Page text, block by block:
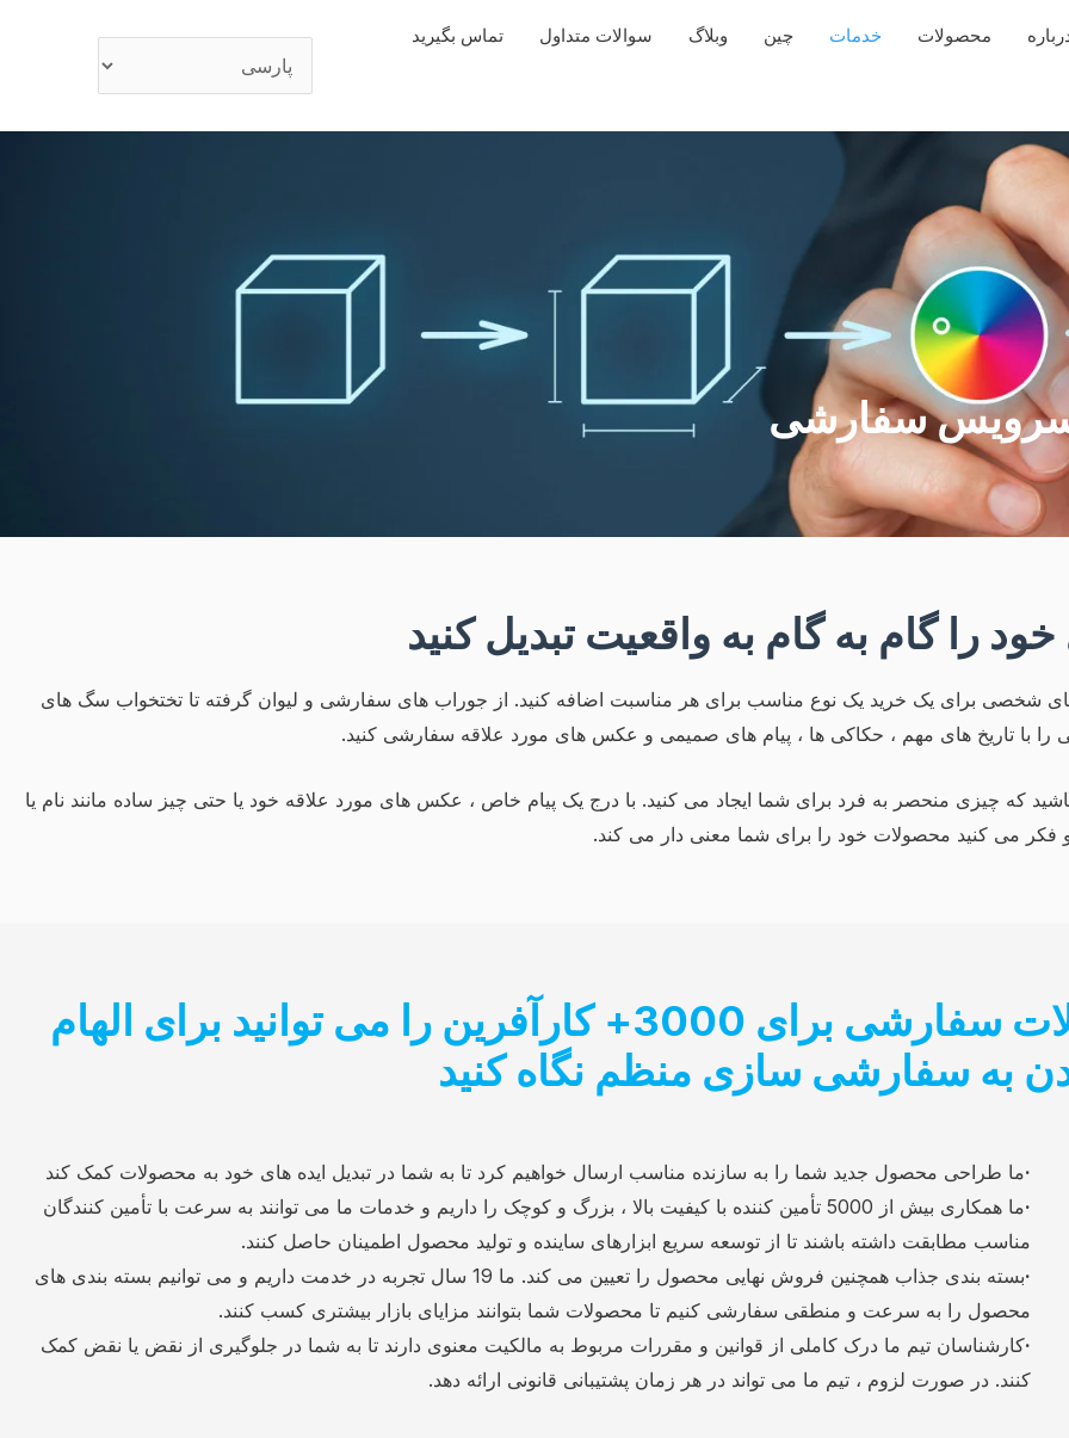
محصولات خدمات چین وبلاگ سوالات متداول تماس بگیرید
سفارشی
خود را گام به گام به واقعیت تبدیل کنید
شخصی برای یک خرید یک نوع مناسب برای هر مناسبت اضافه کنید. از جوراب های سفارشی و لیوان گرفته تا تختخواب سگ های
با تاریخ های مهم ، حکاکی ها ، پیام های صمیمی و عکس های مورد علاقه سفارشی کنید.
که چیزی منحصر به فرد برای شما ایجاد می کنید. با درج یک پیام خاص ، عکس های مورد علاقه خود یا حتی چیز ساده مانند نام یا
فکر می کنید محصولات خود را برای شما معنی دار می کند.
در گذشته ، خدمات ما محصولات سفارشی برای 3000+ کارآفرین را می توانید برای الهام
به سفارشی سازی منظم نگاه کنید
·ما طراحی محصول جدید شما را به سازنده مناسب ارسال خواهیم کرد تا به شما در تبدیل ایده های خود به محصولات کمک کند
·
ما همکاری بیش از 5000 تأمین کننده با کیفیت بالا ، بزرگ و کوچک را داریم و خدمات ما می توانند به سرعت با تأمین کنندگان
مناسب مطابقت داشته باشند تا از توسعه سریع ابزارهای ساینده و تولید محصول اطمینان حاصل کنند.
·
بسته بندی جذاب همچنین فروش نهایی محصول را تعیین می کند. ما 19 سال تجربه در خدمت داریم و می توانیم بسته بندی های
محصول را به سرعت و منطقی سفارشی کنیم تا محصولات شما بتوانند مزایای بازار بیشتری کسب کنند.
·کارشناسان تیم ما درک کاملی از قوانین و مقررات مربوط به مالکیت معنوی دارند تا به شما در جلوگیری از نقض یا نقض کمک
کنند. در صورت لزوم ، تیم ما می تواند در هر زمان پشتیبانی قانونی ارائه دهد.